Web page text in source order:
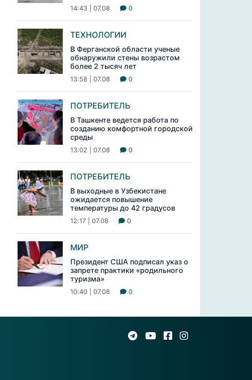
14:43 | 07.08 0
ТЕХНОЛОГИИ
В Ферганской области ученые
обнаружили стены возрастом
более 2 тысяч лет
13:58 | 07.08 0
ПОТРЕБИТЕЛЬ
В Ташкенте ведется работа по
созданию комфортной городской
среды
13:02 | 07.08 0
ПОТРЕБИТЕЛЬ
В выходные в Узбекистане
ожидается повышение
температуры до 42 градусов
12:17 | 07.08 0
МИР
Президент США подписал указ о
запрете практики «родильного
туризма»
10:40 | 07.08 0